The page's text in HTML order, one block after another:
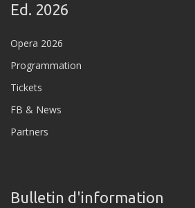
Ed. 2026
Opera 2026
Programmation
Tickets
FB & News
Partners
Bulletin d'information